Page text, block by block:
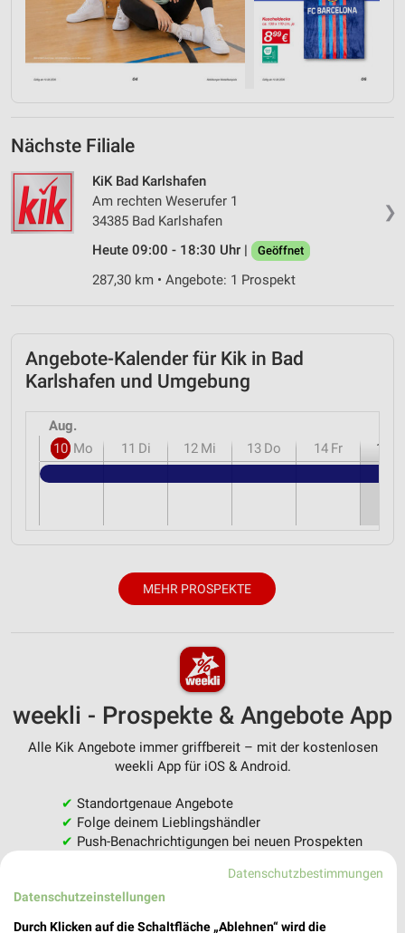
Nächste Filiale
❯
KiK Bad Karlshafen
Am rechten Weserufer 1
34385 Bad Karlshafen
Heute 09:00 - 18:30 Uhr |
Geöffnet
287,30 km • Angebote: 1 Prospekt
Angebote-Kalender für Kik in Bad
Karlshafen und Umgebung
Aug.
10 Mo 11 Di 12 Mi 13 Do 14 Fr 15
MEHR PROSPEKTE
weekli - Prospekte & Angebote App
Alle Kik Angebote immer griffbereit – mit der kostenlosen
weekli App für iOS & Android.
✔ Standortgenaue Angebote
✔ Folge deinem Lieblingshändler
✔ Push-Benachrichtigungen bei neuen Prospekten
JETZT LADEN UND SPAREN!
Datenschutzbestimmungen
Datenschutzeinstellungen
Durch Klicken auf die Schaltfläche „Ablehnen“ wird die